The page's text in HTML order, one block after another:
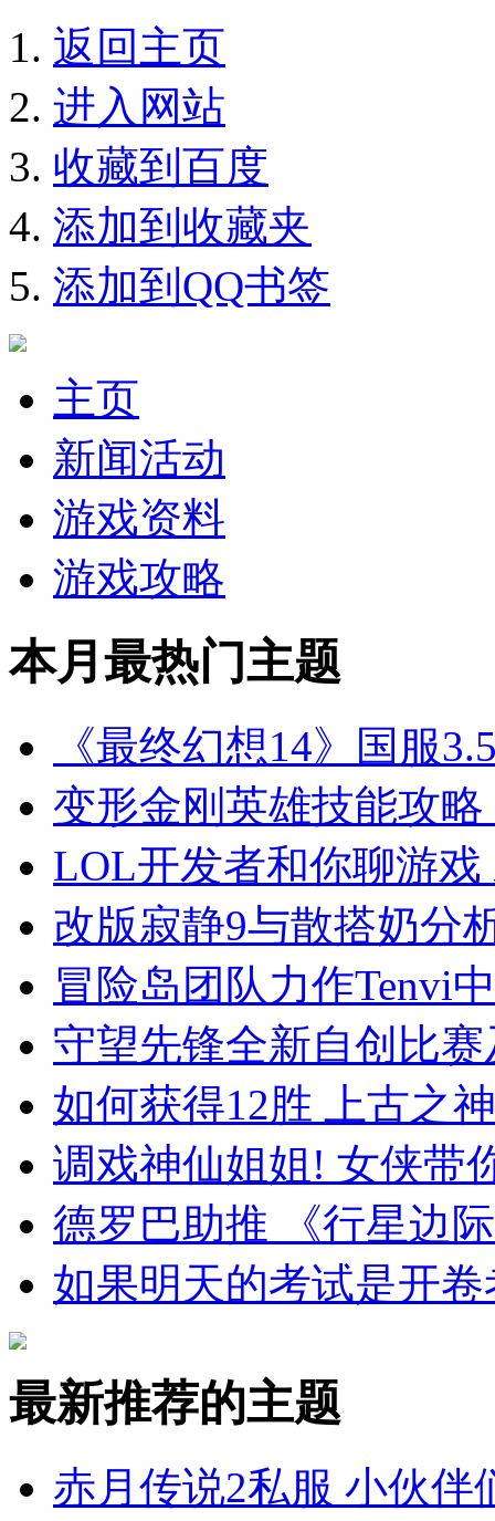
返回主页
进入网站
收藏到百度
添加到收藏夹
添加到QQ书签
主页
新闻活动
游戏资料
游戏攻略
本月最热门主题
《最终幻想14》国服
变形金刚英雄技能攻
LOL开发者和你聊游
改版寂静9与散搭奶分
冒险岛团队力作Tenvi
守望先锋全新自创比
如何获得12胜 上古之
调戏神仙姐姐! 女侠带
德罗巴助推 《行星边
如果明天的考试是开
最新推荐的主题
赤月传说2私服 小伙伴